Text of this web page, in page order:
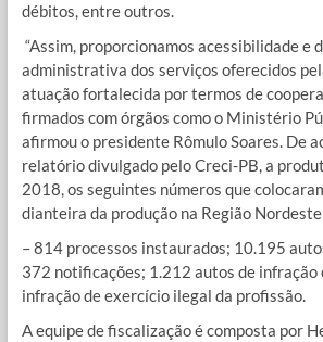
débitos, entre outros.
“Assim, proporcionamos acessibilidade e
administrativa dos serviços oferecidos
atuação fortalecida por termos de
firmados com órgãos como o Ministério
afirmou o presidente Rômulo Soares. De
relatório divulgado pelo Creci-PB, a
2018, os seguintes números que
dianteira da produção na Região
– 814 processos instaurados; 10.195
372 notificações; 1.212 autos de infração
infração de exercício ilegal da profissão.
A equipe de fiscalização é composta por